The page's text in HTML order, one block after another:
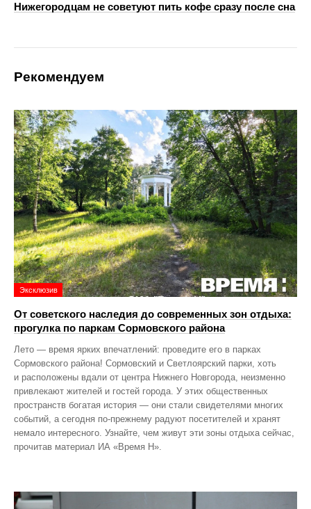
Нижегородцам не советуют пить кофе сразу после сна
Рекомендуем
Эксклюзив
От советского наследия до современных зон отдыха:
прогулка по паркам Сормовского района
Лето — время ярких впечатлений: проведите его в парках
Сормовского района! Сормовский и Светлоярский парки, хоть
и расположены вдали от центра Нижнего Новгорода, неизменно
привлекают жителей и гостей города. У этих общественных
пространств богатая история — они стали свидетелями многих
событий, а сегодня по‑прежнему радуют посетителей и хранят
немало интересного. Узнайте, чем живут эти зоны отдыха сейчас,
прочитав материал ИА «Время Н».